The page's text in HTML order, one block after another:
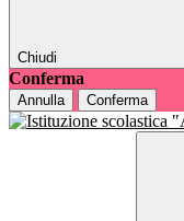
Chiudi
Conferma
Annulla Conferma